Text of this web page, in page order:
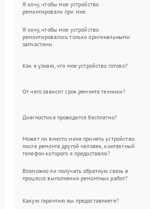
Я хочу, чтобы мое устройство
ремонтировали при мне.
Я хочу, чтобы мое устройство
ремонтировалось только оригинальными
запчастями.
Как я узнаю, что мое устройство готово?
От чего зависит срок ремонта техники?
Диагностика проводится бесплатно?
Может ли вместо меня принять устройство
после ремонта другой человек, контактный
телефон которого я предоставлю?
Возможно ли получать обратную связь в
процессе выполнения ремонтных работ?
Какую гарантию вы предоставляете?